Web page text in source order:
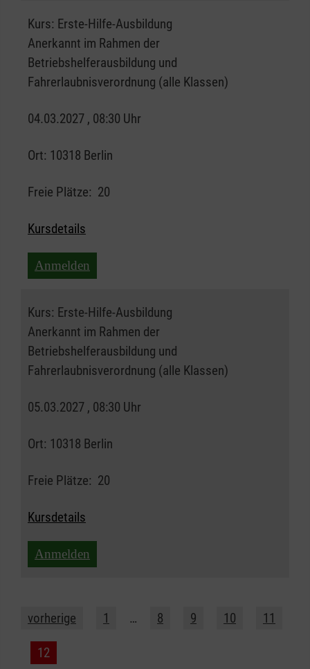
Kurs: Erste-Hilfe-Ausbildung
Anerkannt im Rahmen der
Betriebshelferausbildung und
Fahrerlaubnisverordnung (alle Klassen)
04.03.2027 , 08:30 Uhr
Ort: 10318 Berlin
Freie Plätze: 20
Kursdetails
Anmelden
Kurs: Erste-Hilfe-Ausbildung
Anerkannt im Rahmen der
Betriebshelferausbildung und
Fahrerlaubnisverordnung (alle Klassen)
05.03.2027 , 08:30 Uhr
Ort: 10318 Berlin
Freie Plätze: 20
Kursdetails
Anmelden
vorherige 1 … 8 9 10 11
12